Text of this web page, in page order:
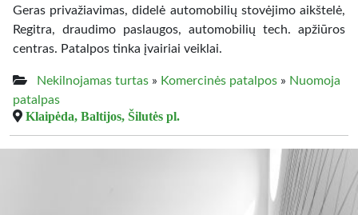
Geras privažiavimas, didelė automobilių stovėjimo aikštelė,
Regitra, draudimo paslaugos, automobilių tech. apžiūros
centras. Patalpos tinka įvairiai veiklai.
Nekilnojamas turtas » Komercinės patalpos » Nuomoja
patalpas
Klaipėda, Baltijos, Šilutės pl.